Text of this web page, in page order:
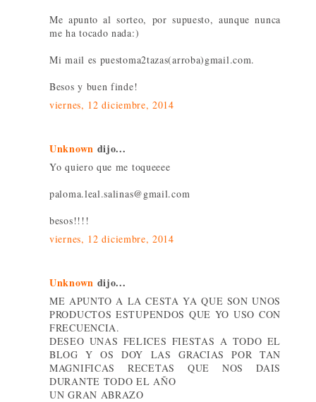
Me apunto al sorteo, por supuesto, aunque nunca
me ha tocado nada:)
Mi mail es puestoma2tazas(arroba)gmail.com.
Besos y buen finde!
viernes, 12 diciembre, 2014
Unknown dijo...
Yo quiero que me toqueeee
paloma.leal.salinas@gmail.com
besos!!!!
viernes, 12 diciembre, 2014
Unknown dijo...
ME APUNTO A LA CESTA YA QUE SON UNOS
PRODUCTOS ESTUPENDOS QUE YO USO CON
FRECUENCIA.
DESEO UNAS FELICES FIESTAS A TODO EL
BLOG Y OS DOY LAS GRACIAS POR TAN
MAGNIFICAS RECETAS QUE NOS DAIS
DURANTE TODO EL AÑO
UN GRAN ABRAZO